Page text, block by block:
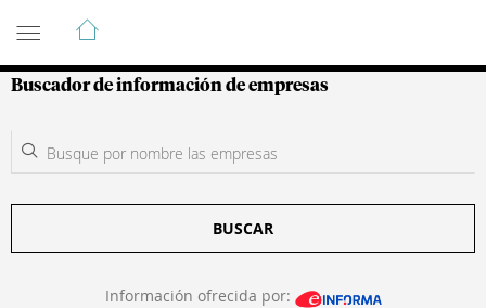
Guía de Empresas Colombianas
Buscador de información de empresas
BUSCAR
Información ofrecida por: